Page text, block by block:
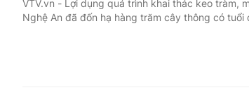
VTV.vn - Lợi dụng quá trình khai thác keo tràm,
Nghệ An đã đốn hạ hàng trăm cây thông có tuổi